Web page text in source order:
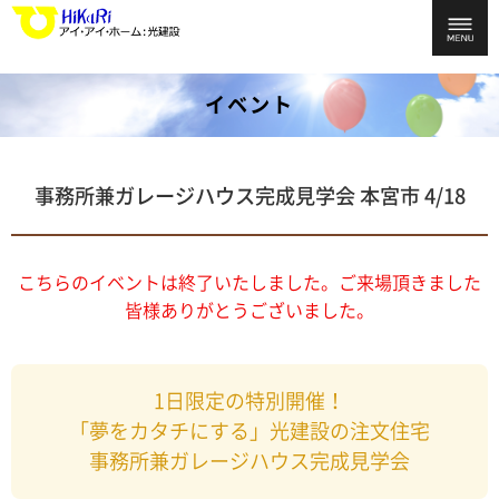
イベント
事務所兼ガレージハウス完成見学会 本宮市 4/18
こちらのイベントは終了いたしました。ご来場頂きました
皆様ありがとうございました。
1日限定の特別開催！
「夢をカタチにする」光建設の注文住宅
事務所兼ガレージハウス完成見学会